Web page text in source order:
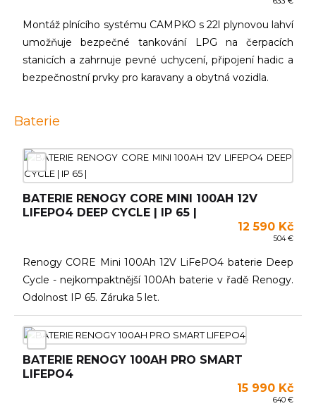
Montáž plnícího systému CAMPKO s 22l plynovou lahví
umožňuje bezpečné tankování LPG na čerpacích
stanicích a zahrnuje pevné uchycení, připojení hadic a
bezpečnostní prvky pro karavany a obytná vozidla.
Baterie
BATERIE RENOGY CORE MINI 100AH 12V
LIFEPO4 DEEP CYCLE | IP 65 |
12 590 Kč
504 €
Renogy CORE Mini 100Ah 12V LiFePO4 baterie Deep
Cycle - nejkompaktnější 100Ah baterie v řadě Renogy.
Odolnost IP 65. Záruka 5 let.
BATERIE RENOGY 100AH PRO SMART
LIFEPO4
15 990 Kč
640 €